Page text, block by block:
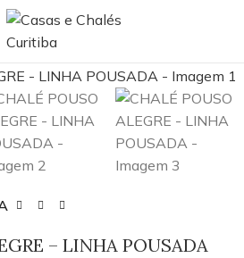
– LINHA POUSADA